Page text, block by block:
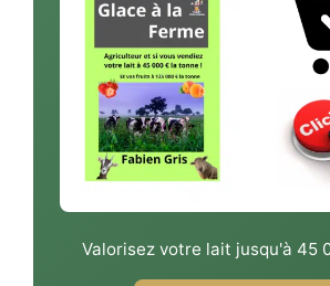
Valorisez votre lait jusqu'à 45